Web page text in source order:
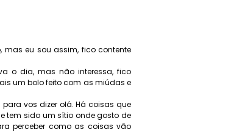
mas eu sou assim, fico contente
o dia, mas não interessa, fico
um bolo feito com as miúdas e
vos dizer olá. Há coisas que
tem sido um sítio onde gosto de
perceber como as coisas vão